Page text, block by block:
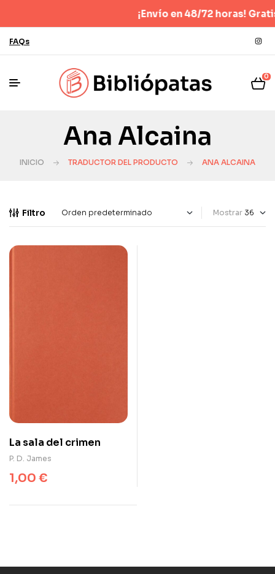
¡Envío en 48/72 horas!
FAQs
0
Ana Alcaina
INICIO TRADUCTOR DEL PRODUCTO ANA ALCAINA
Filtro Mostrar
La sala del crimen
P. D. James
1,00 €